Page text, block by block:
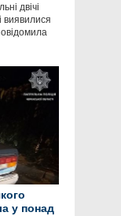
двічі
виявилися
у понад